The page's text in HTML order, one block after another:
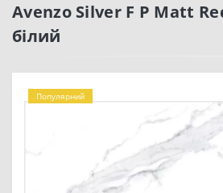
Avenzo Silver F P Matt
білий
Популярний